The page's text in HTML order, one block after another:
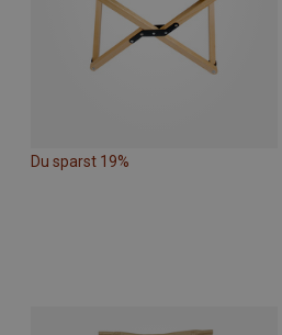
Du sparst 19%